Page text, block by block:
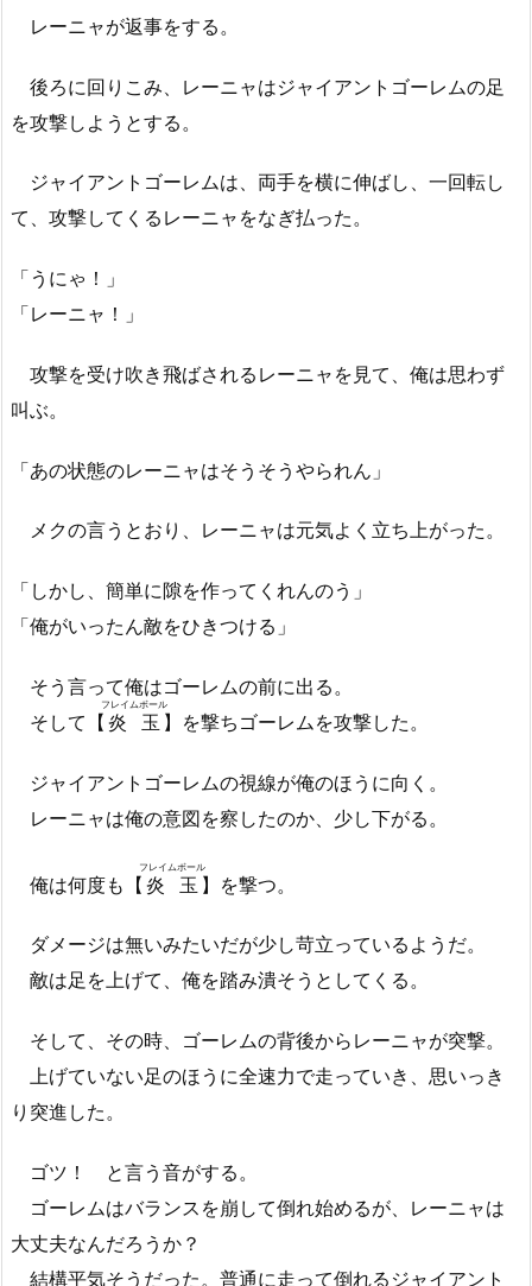
レーニャが返事をする。
後ろに回りこみ、レーニャはジャイアントゴーレムの足
を攻撃しようとする。
ジャイアントゴーレムは、両手を横に伸ばし、一回転し
て、攻撃してくるレーニャをなぎ払った。
「うにゃ！」
「レーニャ！」
攻撃を受け吹き飛ばされるレーニャを見て、俺は思わず
叫ぶ。
「あの状態のレーニャはそうそうやられん」
メクの言うとおり、レーニャは元気よく立ち上がった。
「しかし、簡単に隙を作ってくれんのう」
「俺がいったん敵をひきつける」
そう言って俺はゴーレムの前に出る。
そして【 炎玉
フレイムボール
】を撃ちゴーレムを攻撃した。
ジャイアントゴーレムの視線が俺のほうに向く。
レーニャは俺の意図を察したのか、少し下がる。
俺は何度も【 炎玉
フレイムボール
】を撃つ。
ダメージは無いみたいだが少し苛立っているようだ。
敵は足を上げて、俺を踏み潰そうとしてくる。
そして、その時、ゴーレムの背後からレーニャが突撃。
上げていない足のほうに全速力で走っていき、思いっき
り突進した。
ゴツ！ と言う音がする。
ゴーレムはバランスを崩して倒れ始めるが、レーニャは
大丈夫なんだろうか？
結構平気そうだった。普通に走って倒れるジャイアント